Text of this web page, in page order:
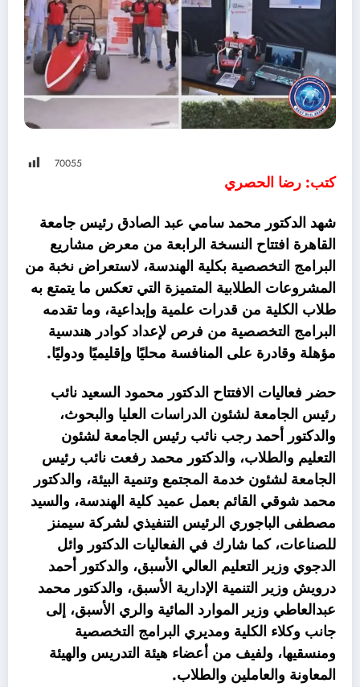
70055
كتب: رضا الحصري
شهد الدكتور محمد سامي عبد الصادق رئيس جامعة
القاهرة افتتاح النسخة الرابعة من معرض مشاريع
البرامج التخصصية بكلية الهندسة، لاستعراض نخبة من
المشروعات الطلابية المتميزة التي تعكس ما يتمتع به
طلاب الكلية من قدرات علمية وإبداعية، وما تقدمه
البرامج التخصصية من فرص لإعداد كوادر هندسية
مؤهلة وقادرة على المنافسة محليًا وإقليميًا ودوليًا.
حضر فعاليات الافتتاح الدكتور محمود السعيد نائب
رئيس الجامعة لشئون الدراسات العليا والبحوث،
والدكتور أحمد رجب نائب رئيس الجامعة لشئون
التعليم والطلاب، والدكتور محمد رفعت نائب رئيس
الجامعة لشئون خدمة المجتمع وتنمية البيئة، والدكتور
محمد شوقي القائم بعمل عميد كلية الهندسة، والسيد
مصطفى الباجوري الرئيس التنفيذي لشركة سيمنز
للصناعات، كما شارك في الفعاليات الدكتور وائل
الدجوي وزير التعليم العالي الأسبق، والدكتور أحمد
درويش وزير التنمية الإدارية الأسبق، والدكتور محمد
عبدالعاطي وزير الموارد المائية والري الأسبق، إلى
جانب وكلاء الكلية ومديري البرامج التخصصية
ومنسقيها، ولفيف من أعضاء هيئة التدريس والهيئة
المعاونة والعاملين والطلاب.